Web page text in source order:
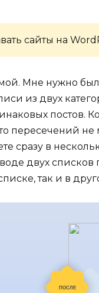
сайты на
Мне нужно
из двух
постов.
пересечений
сразу в
двух списков
так и в